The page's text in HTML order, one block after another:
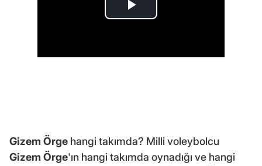
Gizem Örge hangi takımda? Milli voleybolcu
Gizem Örge'ın hangi takımda oynadığı ve hangi